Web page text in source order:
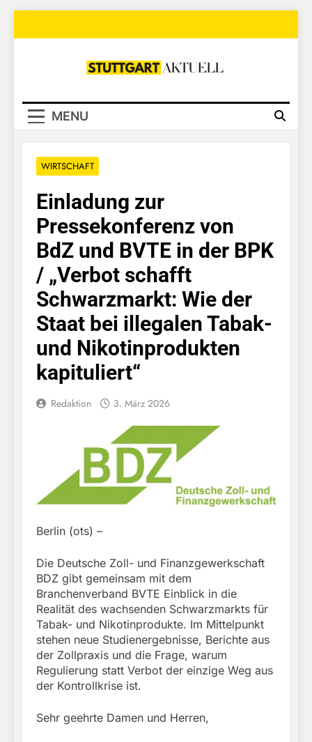
Stuttgart
MENU
WIRTSCHAFT
Einladung zur
Pressekonferenz von
BdZ und BVTE in der BPK
/ „Verbot schafft
Schwarzmarkt: Wie der
Staat bei illegalen Tabak-
und Nikotinprodukten
kapituliert“
Redaktion 3. März 2026
Berlin (ots) –
Die Deutsche Zoll- und Finanzgewerkschaft
BDZ gibt gemeinsam mit dem
Branchenverband BVTE Einblick in die
Realität des wachsenden Schwarzmarkts für
Tabak- und Nikotinprodukte. Im Mittelpunkt
stehen neue Studienergebnisse, Berichte aus
der Zollpraxis und die Frage, warum
Regulierung statt Verbot der einzige Weg aus
der Kontrollkrise ist.
Sehr geehrte Damen und Herren,